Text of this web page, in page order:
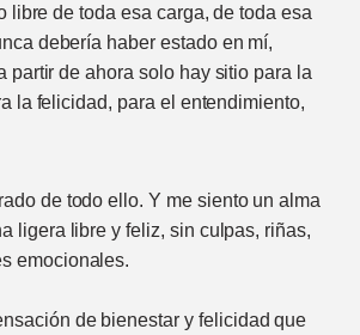
libre de toda esa carga, de toda esa
debería haber estado en mí,
partir de ahora solo hay sitio para la
la felicidad, para el entendimiento,
de todo ello. Y me siento un alma
ligera libre y feliz, sin culpas, riñas,
emocionales.
de bienestar y felicidad que